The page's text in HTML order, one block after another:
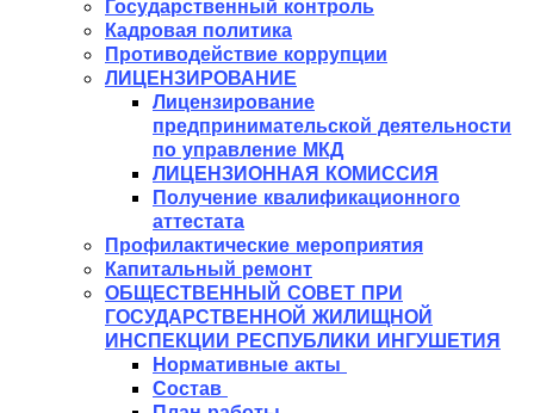
Государственный контроль
Кадровая политика
Противодействие коррупции
ЛИЦЕНЗИРОВАНИЕ
Лицензирование
предпринимательской деятельности
по управление МКД
ЛИЦЕНЗИОННАЯ КОМИССИЯ
Получение квалификационного
аттестата
Профилактические мероприятия
Капитальный ремонт
ОБЩЕСТВЕННЫЙ СОВЕТ ПРИ
ГОСУДАРСТВЕННОЙ ЖИЛИЩНОЙ
ИНСПЕКЦИИ РЕСПУБЛИКИ ИНГУШЕТИЯ
Нормативные акты
Состав